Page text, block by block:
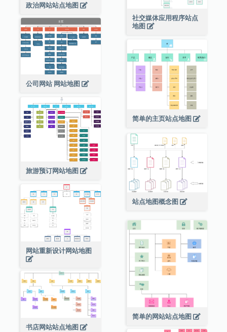
政治网站站点地图
社交媒体应用程序站点
地图
公司网站 网站地图
简单的主页站点地图
旅游预订网站地图
站点地图概念图
网站重新设计网站地图
简单的网站站点地图
书店网站站点地图